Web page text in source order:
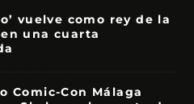
vuelve como rey de la
una cuarta
Comic-Con Málaga